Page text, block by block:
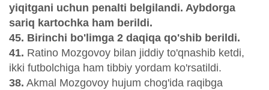
yiqitgani uchun penalti belgilandi. Aybdorga
sariq kartochka ham berildi.
45. Birinchi bo'limga 2 daqiqa qo'shib berildi.
41. Ratino Mozgovoy bilan jiddiy to'qnashib ketdi,
ikki futbolchiga ham tibbiy yordam ko'rsatildi.
38. Akmal Mozgovoy hujum chog'ida raqibga